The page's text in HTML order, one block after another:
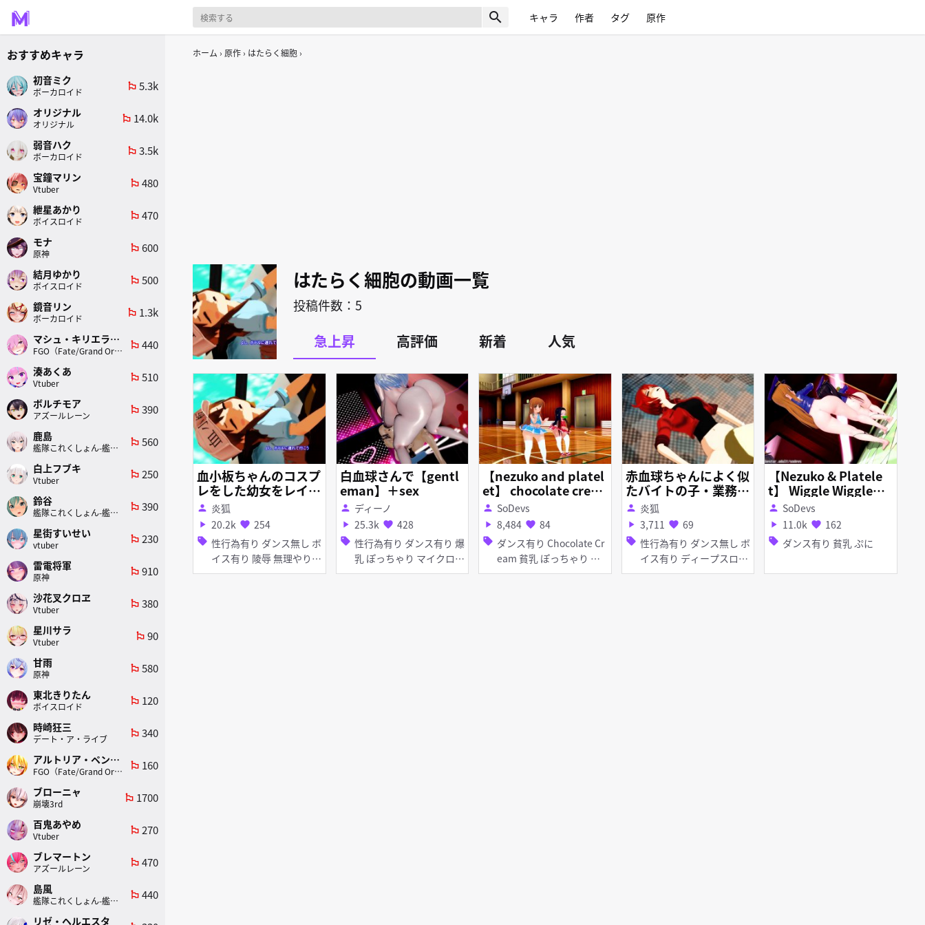
search キャラ 作者 タグ 原作
ホーム 原作 はたらく細胞
はたらく細胞の動画一覧
投稿件数：5
急上昇 高評価 新着 人気
血小板ちゃんのコスプ
レをした幼女をレイ
プ！『言う事聞きます
から…』
person 炎狐
play_arrow 20.2k favorite 254
sell 性行為有り ダンス無し ボ
イス有り 陵辱 無理やり
貧乳 ぷに
白血球さんで【gentl
eman】＋sex
person ディーノ
play_arrow 25.3k favorite 428
sell 性行為有り ダンス有り 爆
乳 ぽっちゃり マイクロ水
着 女性上位
【nezuko and platel
et】 chocolate crea
m
person SoDevs
play_arrow 8,484 favorite 84
sell ダンス有り Chocolate Cr
eam 貧乳 ぽっちゃり ぷ
に 脱衣
赤血球ちゃんによく似
たバイトの子・業務中
に倉庫の奥で先輩と…
『捨てたら承知しませ
んよ？』
person 炎狐
play_arrow 3,711 favorite 69
sell 性行為有り ダンス無し ボ
イス有り ディープスロー
ト フェラ イチャラブ・あ
【Nezuko & Platele
t】 Wiggle Wiggle
【Strip Version】
person SoDevs
play_arrow 11.0k favorite 162
sell ダンス有り 貧乳 ぷに
おすすめキャラ
初音ミク
ボーカロイド
emoji_flags 5.3k
オリジナル
オリジナル
emoji_flags 14.0k
弱音ハク
ボーカロイド
emoji_flags 3.5k
宝鐘マリン
Vtuber
emoji_flags 480
紲星あかり
ボイスロイド
emoji_flags 470
モナ
原神
emoji_flags 600
結月ゆかり
ボイスロイド
emoji_flags 500
鏡音リン
ボーカロイド
emoji_flags 1.3k
マシュ・キリエライト
FGO（Fate/Grand Order）
emoji_flags 440
湊あくあ
Vtuber
emoji_flags 510
ボルチモア
アズールレーン
emoji_flags 390
鹿島
艦隊これくしょん-艦これ-
emoji_flags 560
白上フブキ
Vtuber
emoji_flags 250
鈴谷
艦隊これくしょん-艦これ-
emoji_flags 390
星街すいせい
vtuber
emoji_flags 230
雷電将軍
原神
emoji_flags 910
沙花叉クロヱ
Vtuber
emoji_flags 380
星川サラ
Vtuber
emoji_flags 90
甘雨
原神
emoji_flags 580
東北きりたん
ボイスロイド
emoji_flags 120
時崎狂三
デート・ア・ライブ
emoji_flags 340
アルトリア・ペンドラゴン(ランサー)
FGO（Fate/Grand Order）
emoji_flags 160
ブローニャ
崩壊3rd
emoji_flags 1700
百鬼あやめ
Vtuber
emoji_flags 270
ブレマートン
アズールレーン
emoji_flags 470
島風
艦隊これくしょん-艦これ-
emoji_flags 440
リゼ・ヘルエスタ